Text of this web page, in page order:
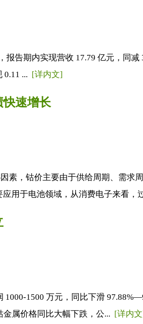
告期内实现营收 17.79 亿元，同
0.11 ... [详内文]
速增长
素，钴价主要由于供给周期、需
用于电池领域，从消费电子来看，
1500 万元，同比下滑
属价格同比大幅下跌，公... [详内